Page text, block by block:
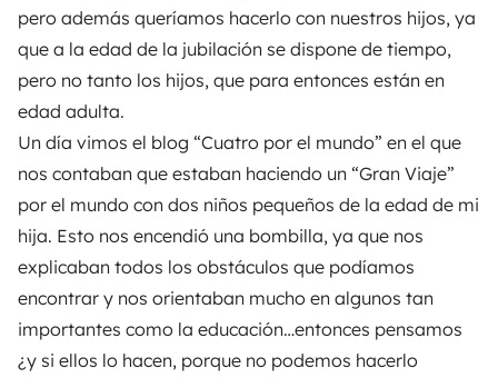
pero además queríamos hacerlo con nuestros hijos, ya
que a la edad de la jubilación se dispone de tiempo,
pero no tanto los hijos, que para entonces están en
edad adulta.
Un día vimos el blog “Cuatro por el mundo” en el que
nos contaban que estaban haciendo un “Gran Viaje”
por el mundo con dos niños pequeños de la edad de mi
hija. Esto nos encendió una bombilla, ya que nos
explicaban todos los obstáculos que podíamos
encontrar y nos orientaban mucho en algunos tan
importantes como la educación…entonces pensamos
¿y si ellos lo hacen, porque no podemos hacerlo